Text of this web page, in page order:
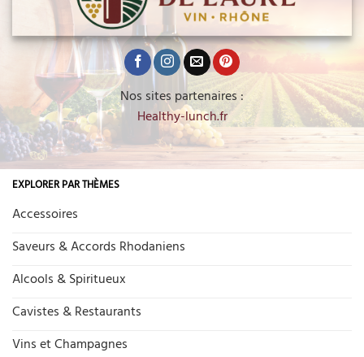
Nos sites partenaires :
Healthy-lunch.fr
EXPLORER PAR THÈMES
Accessoires
Saveurs & Accords Rhodaniens
Alcools & Spiritueux
Cavistes & Restaurants
Vins et Champagnes